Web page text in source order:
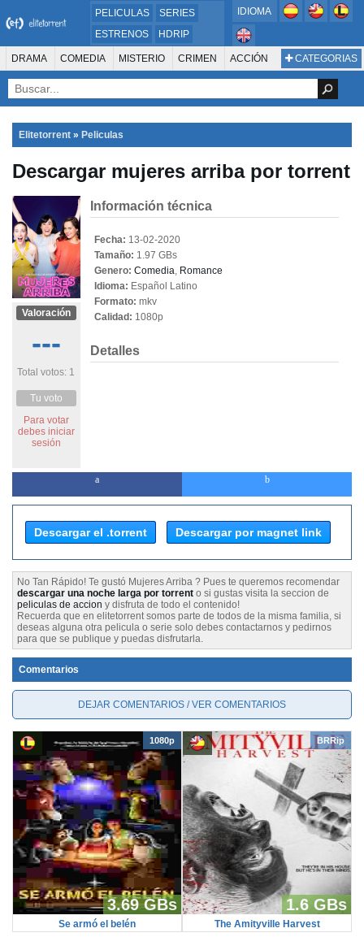
PELICULAS
SERIES
ESTRENOS
HDRIP
MICROHD
720P
DVDRIP
IDIOMA
CATEGORIAS
DRAMA COMEDIA MISTERIO CRIMEN ACCIÓN
SUSPENSO AVENTURA
ANIMACIÓN ROMANCE TERROR CIENCIA FICCIÓN FANTASÍA
FAMILIA DOCUS Y TV
PELÍCULA DE LA TELEVISIÓN FOREIGN KIDS REALITY ANIMACION
THRILLER BIOGRAFÍA
Elitetorrent » Peliculas
Descargar mujeres arriba por torrent
Valoración
---
Total votos: 1
Tu voto
Para votar
debes iniciar
sesión
Información técnica
Fecha: 13-02-2020
Tamaño: 1.97 GBs
Genero: Comedia, Romance
Idioma: Español Latino
Formato: mkv
Calidad: 1080p
Detalles
Descargar el .torrent Descargar por magnet link
No Tan Rápido! Te gustó Mujeres Arriba ? Pues te queremos recomendar
descargar una noche larga por torrent o si gustas visita la seccion de
peliculas de accion y disfruta de todo el contenido!
Recuerda que en elitetorrent somos parte de todos de la misma familia, si
deseas alguna otra pelicula o serie solo debes contactarnos y pedirnos
para que se publique y puedas disfrutarla.
Comentarios
DEJAR COMENTARIOS / VER COMENTARIOS
1080p
3.69 GBs
Se armó el belén
BRRip
1.6 GBs
The Amityville Harvest